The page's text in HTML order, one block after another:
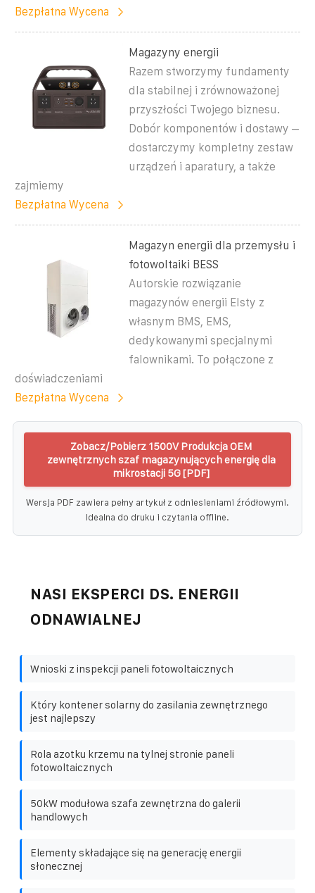
Bezpłatna Wycena
Magazyny energii
Razem stworzymy fundamenty
dla stabilnej i zrównoważonej
przyszłości Twojego biznesu.
Dobór komponentów i dostawy –
dostarczymy kompletny zestaw
urządzeń i aparatury, a także
zajmiemy
Bezpłatna Wycena
Magazyn energii dla przemysłu i
fotowoltaiki BESS
Autorskie rozwiązanie
magazynów energii Elsty z
własnym BMS, EMS,
dedykowanymi specjalnymi
falownikami. To połączone z
doświadczeniami
Bezpłatna Wycena
Zobacz/Pobierz 1500V Produkcja OEM
zewnętrznych szaf magazynujących energię dla
mikrostacji 5G [PDF]
Wersja PDF zawiera pełny artykuł z odniesieniami źródłowymi.
Idealna do druku i czytania offline.
NASI EKSPERCI DS. ENERGII
ODNAWIALNEJ
Wnioski z inspekcji paneli fotowoltaicznych
Który kontener solarny do zasilania zewnętrznego
jest najlepszy
Rola azotku krzemu na tylnej stronie paneli
fotowoltaicznych
50kW modułowa szafa zewnętrzna do galerii
handlowych
Elementy składające się na generację energii
słonecznej